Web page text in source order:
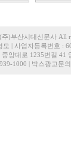
)부산시대신문사 All
모 | 사업자등록번호 :
중앙대로 1235번길 41
1000 | 박스광고문